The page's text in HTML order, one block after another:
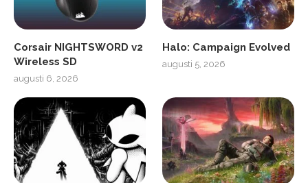
Corsair NIGHTSWORD v2
Wireless SD
augusti 6, 2026
Halo: Campaign Evolved
augusti 5, 2026